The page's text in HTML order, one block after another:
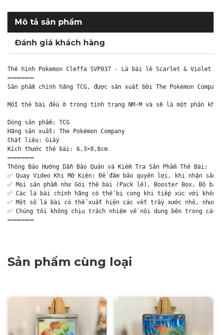
Mô tả sản phẩm
Đánh giá khách hàng
Thẻ hình Pokemon Cleffa SVP037 - Lá bài lẻ Scarlet & Violet
➖➖➖➖➖➖
Sản phẩm chính hãng TCG, được sản xuất bởi The Pokémon
Mỗi thẻ bài đều ở trong tình trạng NM-M và sẽ là một phần
Dòng sản phẩm: TCG
Hãng sản xuất: The Pokémon Company
Chất liệu: Giấy
Kích thước thẻ bài: 6,3×8,8cm
➖➖➖➖➖➖
Thông Báo Hướng Dẫn Bảo Quản và Kiểm Tra Sản Phẩm Thẻ Bài:
✅ Quay Video Khi Mở Kiện: Để đảm bảo quyền lợi, khi nhận
✅ Mọi sản phẩm như Gói thẻ bài (Pack lẻ), Booster Box, Bộ
✅ Các lá bài chính hãng có thể bị cong khi tiếp xúc với
✅ Một số lá bài có thể xuất hiện các vết trầy xước nhỏ,
✅ Chúng tôi không chịu trách nhiệm về nội dung bên trong
➖➖➖➖➖➖
Sản phẩm cùng loại